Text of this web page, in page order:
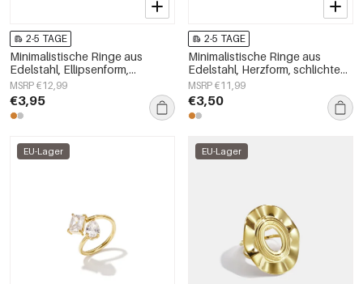
2-5 TAGE
Minimalistische Ringe aus
Edelstahl, Ellipsenform,
schlichte Alltags-Serie,
Damenschmuck
MSRP €12,99
€3,95
2-5 TAGE
Minimalistische Ringe aus
Edelstahl, Herzform, schlichte
Alltags-Serie, Damenschmuck
MSRP €11,99
€3,50
EU-Lager EU-Lager